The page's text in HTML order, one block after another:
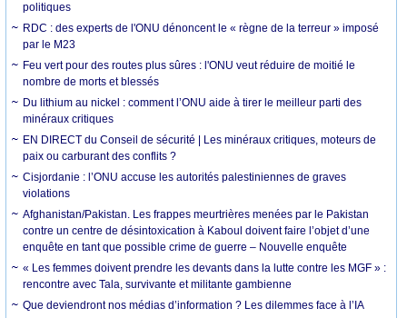
politiques
RDC : des experts de l'ONU dénoncent le « règne de la terreur » imposé
par le M23
Feu vert pour des routes plus sûres : l'ONU veut réduire de moitié le
nombre de morts et blessés
Du lithium au nickel : comment l’ONU aide à tirer le meilleur parti des
minéraux critiques
EN DIRECT du Conseil de sécurité | Les minéraux critiques, moteurs de
paix ou carburant des conflits ?
Cisjordanie : l’ONU accuse les autorités palestiniennes de graves
violations
Afghanistan/Pakistan. Les frappes meurtrières menées par le Pakistan
contre un centre de désintoxication à Kaboul doivent faire l’objet d’une
enquête en tant que possible crime de guerre – Nouvelle enquête
« Les femmes doivent prendre les devants dans la lutte contre les MGF » :
rencontre avec Tala, survivante et militante gambienne
Que deviendront nos médias d’information ? Les dilemmes face à l’IA